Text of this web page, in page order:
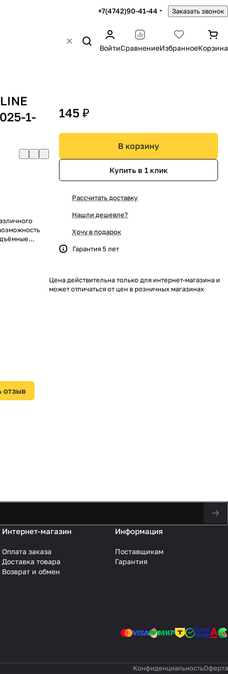
+7(4742)90-41-44 Заказать звонок
ВойтиСравнениеИзбранноеКорзина
1-
145 ₽
В корзину
Купить в 1 клик
Рассчитать доставку
Нашли дешевле?
Хочу в подарок
Гарантия 5 лет
Цена действительна только для интернет-магазина и
может отличаться от цен в розничных магазинах
отзыв
Интернет-магазин
Оплата заказа
Доставка товара
Возврат и обмен
Информация
Поставщикам
Гарантия
КонфиденциальностьОферта